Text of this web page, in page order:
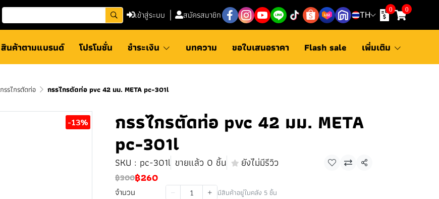
เข้าสู่ระบบ สมัครสมาชิก TH
0 0
สินค้าตามแบรนด์ โปรโมชั่น ชำระเงิน บทความ ขอใบเสนอราคา Flash sale เพิ่มเติม
กรรไกรตัดท่อ กรรไกรตัดท่อ pvc 42 มม. META pc-301l
-13% กรรไกรตัดท่อ pvc 42 มม. META
pc-301l
SKU : pc-301l ขายแล้ว 0 ชิ้น ยังไม่มีรีวิว
แชร์
฿300฿260
จำนวน มีสินค้าอยู่ในคลัง 5 ชิ้น